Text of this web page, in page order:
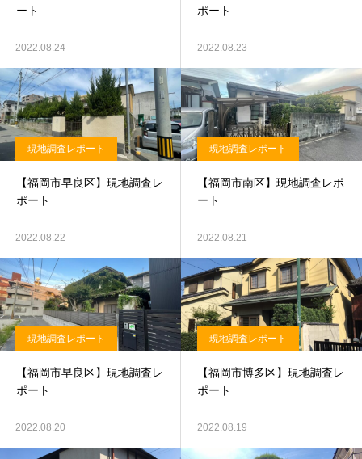
ート
2022.08.24
ポート
2022.08.23
現地調査レポート
【福岡市早良区】現地調査レ
ポート
2022.08.22
現地調査レポート
【福岡市南区】現地調査レポ
ート
2022.08.21
現地調査レポート
【福岡市早良区】現地調査レ
ポート
2022.08.20
現地調査レポート
【福岡市博多区】現地調査レ
ポート
2022.08.19